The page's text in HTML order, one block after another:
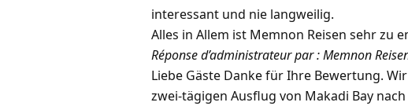
interessant und nie langweilig.
Alles in Allem ist Memnon Reisen sehr zu
Réponse d’administrateur par : Memnon
Liebe Gäste Danke für Ihre Bewertung.
zwei-tägigen Ausflug von Makadi Bay